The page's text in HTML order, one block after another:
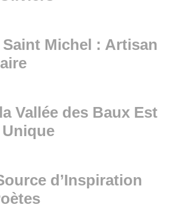
Michel : Artisan
Vallée des Baux Est
d’Inspiration